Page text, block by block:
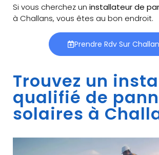
Si vous cherchez un installateur de
à Challans, vous êtes au bon endroit.
Prendre Rdv Sur
Trouvez un
qualifié de
solaires à